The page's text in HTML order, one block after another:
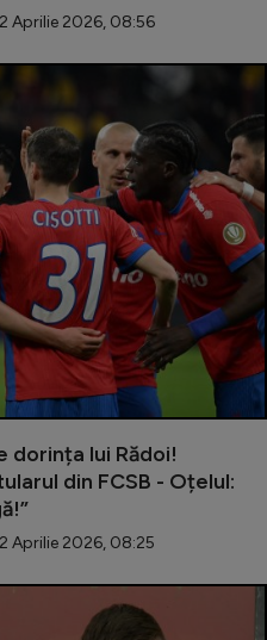
Aprilie 2026, 08:56
dorința lui Rădoi!
din FCSB - Oțelul:
Aprilie 2026, 08:25